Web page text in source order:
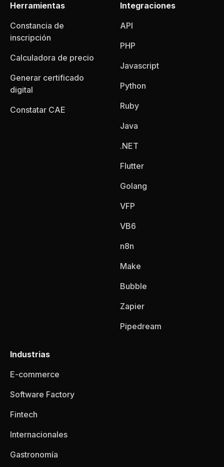
Herramientas
Constancia de
inscripción
Calculadora de precio
Generar certificado
digital
Constatar CAE
Integraciones
API
PHP
Javascript
Python
Ruby
Java
.NET
Flutter
Golang
VFP
VB6
n8n
Make
Bubble
Zapier
Pipedream
Industrias
E-commerce
Software Factory
Fintech
Internacionales
Gastronomía